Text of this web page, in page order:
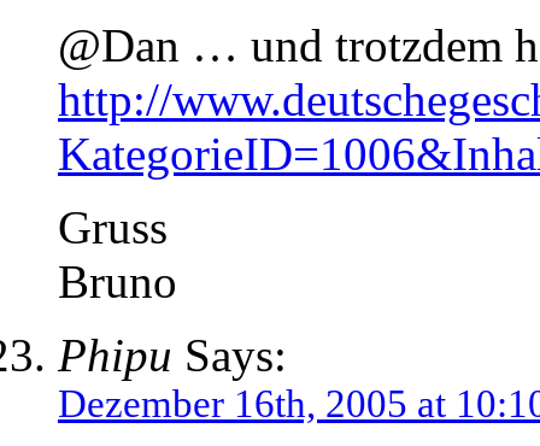
@Dan … und trotzdem
http://
Gruss
Bruno
Phipu Says:
Dezember 16th, 2005 at